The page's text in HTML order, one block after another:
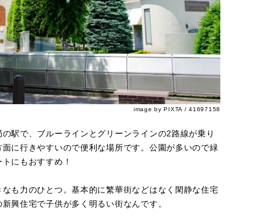
image by PIXTA / 41697158
駅で、ブルーラインとグリーンラインの2路線が乗り
に行きやすいので便利な場所です。公園が多いので緑
にもおすすめ！
も力のひとつ。基本的に繁華街などはなく閑静な住宅
興住宅で子供が多く明るい街なんです。